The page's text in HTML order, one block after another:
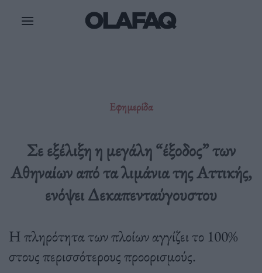
Εφημερίδα
Σε εξέλιξη η μεγάλη “έξοδος” των
Αθηναίων από τα λιμάνια της Αττικής,
ενόψει Δεκαπενταύγουστου
Η πληρότητα των πλοίων αγγίζει το 100%
στους περισσότερους προορισμούς.